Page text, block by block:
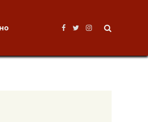
Facebook
TwitterInstagram